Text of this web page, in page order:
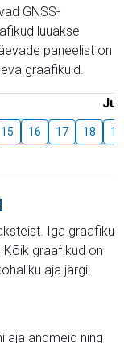
GNSS-
luuakse
paneelist on
graafikuid.
15 16 17 18 19
Iga graafiku
Kõik graafikud on
aja järgi.
aja andmeid ning